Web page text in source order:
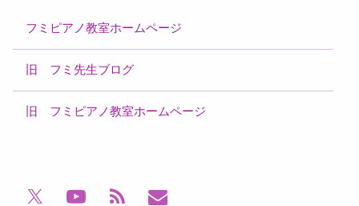
フミピアノ教室ホームページ
旧 フミ先生ブログ
旧 フミピアノ教室ホームページ